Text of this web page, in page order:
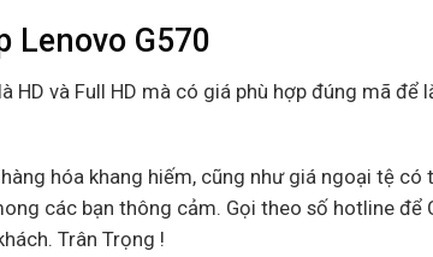
Lenovo G570
HD và Full HD mà có giá phù hợp đúng mã để
hóa khang hiếm, cũng như giá ngoại tệ
các bạn thông cảm. Gọi theo số hotline để
Trân Trọng !